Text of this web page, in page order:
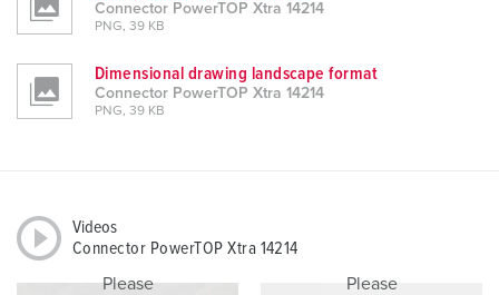
Connector PowerTOP Xtra 14214
PNG, 39 KB
Dimensional drawing landscape format
Connector PowerTOP Xtra 14214
PNG, 39 KB
Videos
Connector PowerTOP Xtra 14214
Please
Please